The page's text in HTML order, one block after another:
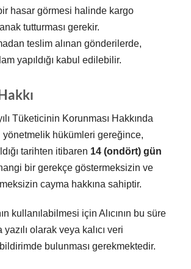
hasar görmesi halinde kargo
tutturması gerekir.
teslim alınan gönderilerde,
yapıldığı kabul edilebilir.
Tüketicinin Korunması Hakkında
yönetmelik hükümleri gereğince,
tarihten itibaren 14 (ondört) gün
bir gerekçe göstermeksizin ve
cayma hakkına sahiptir.
kullanılabilmesi için Alıcının bu süre
yazılı olarak veya kalıcı veri
bildirimde bulunması gerekmektedir.